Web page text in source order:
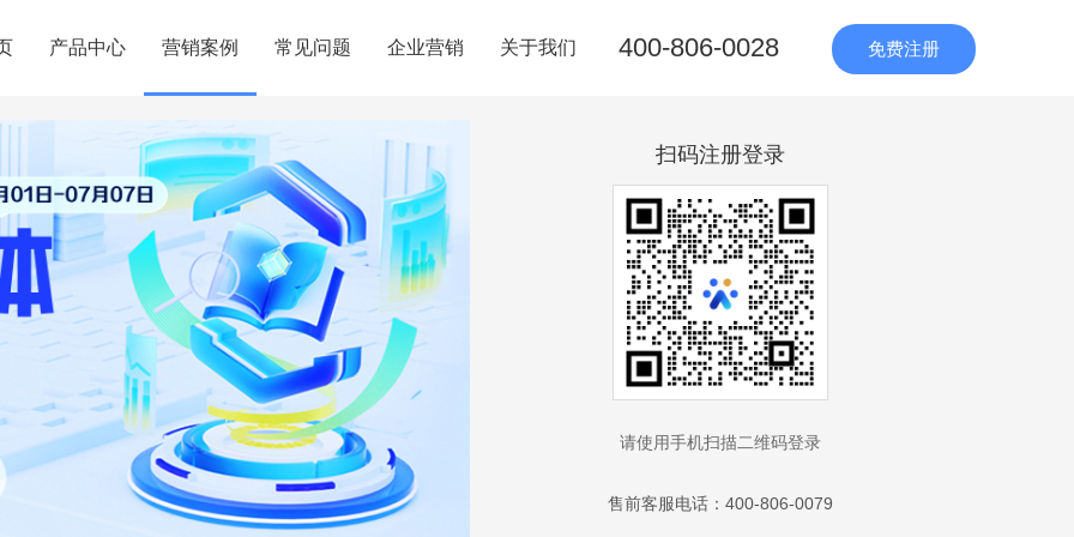
产品中心 营销案例 常见问题 企业营销 关于我们 400-806-0028 免费注册
扫码注册登录
请使用手机扫描二维码登录
售前客服电话：400-806-0079